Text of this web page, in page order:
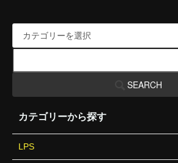
SEARCH
カテゴリーから探す
LPS